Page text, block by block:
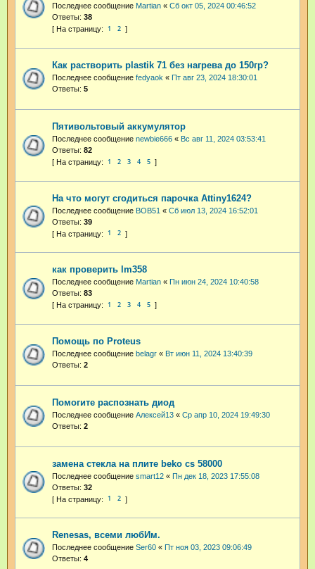
Последнее сообщение Martian « Сб окт 05, 2024 00:46:52
Ответы: 38
1 2
Как растворить plastik 71 без нагрева до 150гр?
Последнее сообщение fedyaok « Пт авг 23, 2024 18:30:01
Ответы: 5
Пятивольтовый аккумулятор
Последнее сообщение newbie666 « Вс авг 11, 2024 03:53:41
Ответы: 82
1 2 3 4 5
На что могут сгодиться парочка Attiny1624?
Последнее сообщение BOB51 « Сб июл 13, 2024 16:52:01
Ответы: 39
1 2
как проверить lm358
Последнее сообщение Martian « Пн июн 24, 2024 10:40:58
Ответы: 83
1 2 3 4 5
Помощь по Proteus
Последнее сообщение belagr « Вт июн 11, 2024 13:40:39
Ответы: 2
Помогите распознать диод
Последнее сообщение Алексей13 « Ср апр 10, 2024 19:49:30
Ответы: 2
замена стекла на плите beko cs 58000
Последнее сообщение smart12 « Пн дек 18, 2023 17:55:08
Ответы: 32
1 2
Renesas, всеми любИм.
Последнее сообщение Ser60 « Пт ноя 03, 2023 09:06:49
Ответы: 4